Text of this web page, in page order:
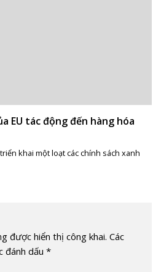
EU tác động đến hàng hóa
khai một loạt các chính sách xanh
được hiển thị công khai. Các
đánh dấu *